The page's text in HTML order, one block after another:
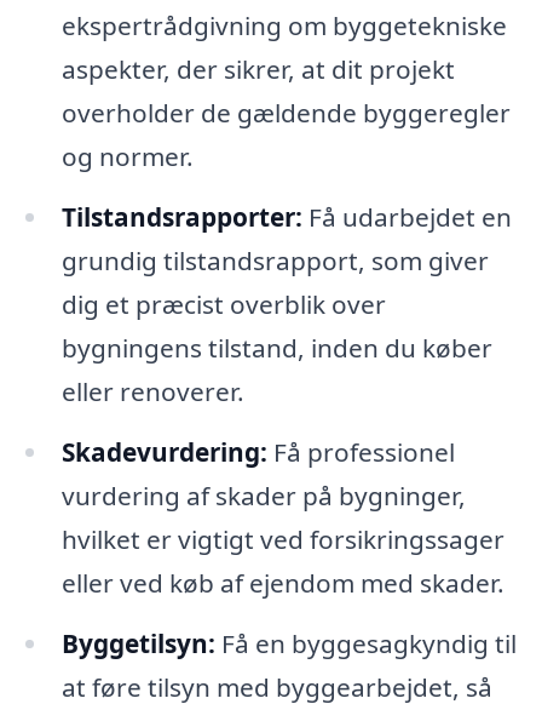
ekspertrådgivning om byggetekniske
aspekter, der sikrer, at dit projekt
overholder de gældende byggeregler
og normer.
Tilstandsrapporter: Få udarbejdet en
grundig tilstandsrapport, som giver
dig et præcist overblik over
bygningens tilstand, inden du køber
eller renoverer.
Skadevurdering: Få professionel
vurdering af skader på bygninger,
hvilket er vigtigt ved forsikringssager
eller ved køb af ejendom med skader.
Byggetilsyn: Få en byggesagkyndig til
at føre tilsyn med byggearbejdet, så